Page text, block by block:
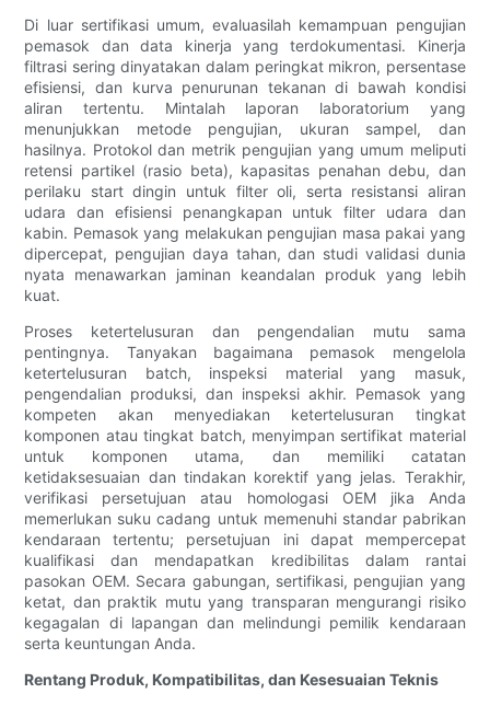
Di luar sertifikasi umum, evaluasilah kemampuan pengujian
pemasok dan data kinerja yang terdokumentasi. Kinerja
filtrasi sering dinyatakan dalam peringkat mikron, persentase
efisiensi, dan kurva penurunan tekanan di bawah kondisi
aliran tertentu. Mintalah laporan laboratorium yang
menunjukkan metode pengujian, ukuran sampel, dan
hasilnya. Protokol dan metrik pengujian yang umum meliputi
retensi partikel (rasio beta), kapasitas penahan debu, dan
perilaku start dingin untuk filter oli, serta resistansi aliran
udara dan efisiensi penangkapan untuk filter udara dan
kabin. Pemasok yang melakukan pengujian masa pakai yang
dipercepat, pengujian daya tahan, dan studi validasi dunia
nyata menawarkan jaminan keandalan produk yang lebih
kuat.
Proses ketertelusuran dan pengendalian mutu sama
pentingnya. Tanyakan bagaimana pemasok mengelola
ketertelusuran batch, inspeksi material yang masuk,
pengendalian produksi, dan inspeksi akhir. Pemasok yang
kompeten akan menyediakan ketertelusuran tingkat
komponen atau tingkat batch, menyimpan sertifikat material
untuk komponen utama, dan memiliki catatan
ketidaksesuaian dan tindakan korektif yang jelas. Terakhir,
verifikasi persetujuan atau homologasi OEM jika Anda
memerlukan suku cadang untuk memenuhi standar pabrikan
kendaraan tertentu; persetujuan ini dapat mempercepat
kualifikasi dan mendapatkan kredibilitas dalam rantai
pasokan OEM. Secara gabungan, sertifikasi, pengujian yang
ketat, dan praktik mutu yang transparan mengurangi risiko
kegagalan di lapangan dan melindungi pemilik kendaraan
serta keuntungan Anda.
Rentang Produk, Kompatibilitas, dan Kesesuaian Teknis